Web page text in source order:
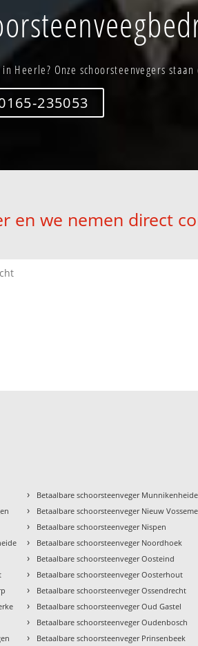
Heerle? Onze schoorsteenvegers
235053
en we nemen direct
› Betaalbare schoorsteenveger Munnikenheide
› Betaalbare schoorsteenveger Nieuw
› Betaalbare schoorsteenveger Nispen
› Betaalbare schoorsteenveger Noordhoek
› Betaalbare schoorsteenveger Oosteind
› Betaalbare schoorsteenveger Oosterhout
› Betaalbare schoorsteenveger Ossendrecht
› Betaalbare schoorsteenveger Oud Gastel
› Betaalbare schoorsteenveger Oudenbosch
› Betaalbare schoorsteenveger Prinsenbeek